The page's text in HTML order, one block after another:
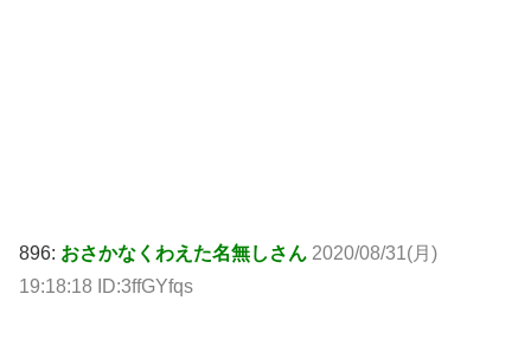
896: おさかなくわえた名無しさん 2020/08/31(月)
19:18:18 ID:3ffGYfqs